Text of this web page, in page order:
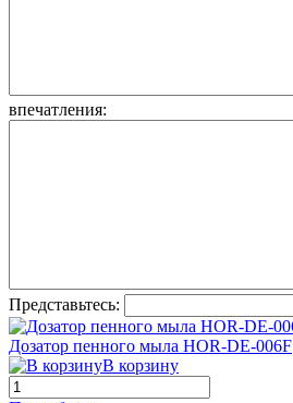
впечатления:
Представьтесь:
Дозатор пенного мыла HOR-DE-006F
В корзину